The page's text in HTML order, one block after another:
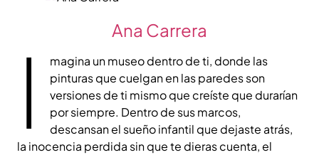
Ana Carrera
I
magina un museo dentro de ti, donde las
pinturas que cuelgan en las paredes son
versiones de ti mismo que creíste que durarían
por siempre. Dentro de sus marcos,
descansan el sueño infantil que dejaste atrás,
la inocencia perdida sin que te dieras cuenta, el